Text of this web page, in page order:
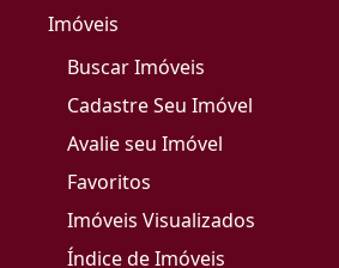
Imóveis
Buscar Imóveis
Cadastre Seu Imóvel
Avalie seu Imóvel
Favoritos
Imóveis Visualizados
Índice de Imóveis